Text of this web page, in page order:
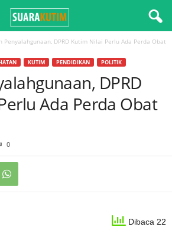
Penyalahgunaan, DPRD Kutim Nilai Perlu Ada Perda Obat
KUTIM PENDIDIKAN POLITIK
DPRD
Ada Perda Obat
0
Dibaca 22